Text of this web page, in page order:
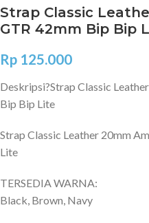
Strap Classic
GTR 42mm Bip Bip
Rp 125.000
Deskripsi?Strap Classic
Bip Bip Lite
Strap Classic Leather 20mm
Lite
TERSEDIA WARNA:
Black, Brown, Navy